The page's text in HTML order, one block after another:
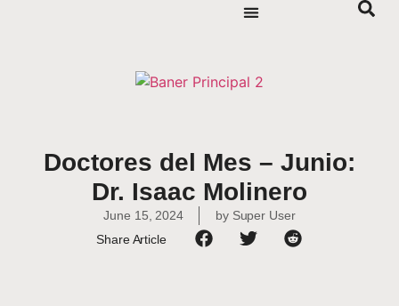
Doctores del Mes – Junio:
Dr. Isaac Molinero
June 15, 2024 bySuper User
Share Article